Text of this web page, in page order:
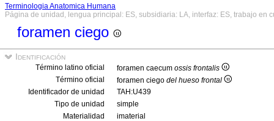
Terminologia Anatomica Humana
Página de unidad, lengua principal: ES, subsidiaria: LA, interfaz: ES, trabajo en
foramen ciego
Identificación
Término latino oficial foramen caecum ossis frontalis
Término oficial
foramen ciego del hueso frontal
Identificador de unidad
TAH:U439
Tipo de unidad
simple
Materialidad
imaterial